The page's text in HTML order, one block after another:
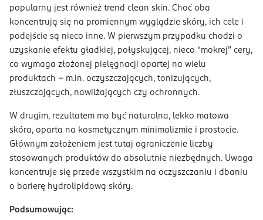
popularny jest również trend clean skin. Choć oba
koncentrują się na promiennym wyglądzie skóry, ich cele i
podejście są nieco inne. W pierwszym przypadku chodzi o
uzyskanie efektu gładkiej, połyskującej, nieco “mokrej” cery,
co wymaga złożonej pielęgnacji opartej na wielu
produktach – m.in. oczyszczających, tonizujących,
złuszczających, nawilżających czy ochronnych.
W drugim, rezultatem ma być naturalna, lekko matowa
skóra, oparta na kosmetycznym minimalizmie i prostocie.
Głównym założeniem jest tutaj ograniczenie liczby
stosowanych produktów do absolutnie niezbędnych. Uwaga
koncentruje się przede wszystkim na oczyszczaniu i dbaniu
o barierę hydrolipidową skóry.
Podsumowując: